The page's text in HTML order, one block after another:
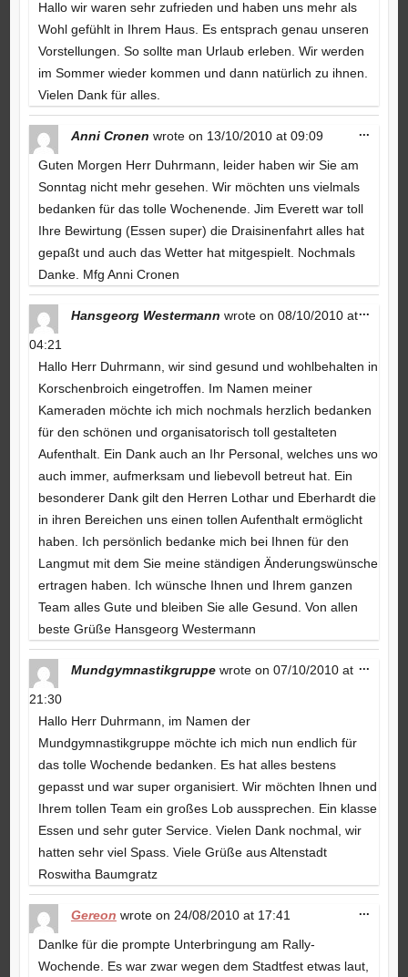
Hallo wir waren sehr zufrieden und haben uns mehr als
Wohl gefühlt in Ihrem Haus. Es entsprach genau unseren
Vorstellungen. So sollte man Urlaub erleben. Wir werden
im Sommer wieder kommen und dann natürlich zu ihnen.
Vielen Dank für alles.
Anni Cronen wrote on 13/10/2010 at 09:09
Guten Morgen Herr Duhrmann, leider haben wir Sie am
Sonntag nicht mehr gesehen. Wir möchten uns vielmals
bedanken für das tolle Wochenende. Jim Everett war toll
Ihre Bewirtung (Essen super) die Draisinenfahrt alles hat
gepaßt und auch das Wetter hat mitgespielt. Nochmals
Danke. Mfg Anni Cronen
...
Hansgeorg Westermann wrote on 08/10/2010 at
04:21
Hallo Herr Duhrmann, wir sind gesund und wohlbehalten in
Korschenbroich eingetroffen. Im Namen meiner
Kameraden möchte ich mich nochmals herzlich bedanken
für den schönen und organisatorisch toll gestalteten
Aufenthalt. Ein Dank auch an Ihr Personal, welches uns wo
auch immer, aufmerksam und liebevoll betreut hat. Ein
besonderer Dank gilt den Herren Lothar und Eberhardt die
in ihren Bereichen uns einen tollen Aufenthalt ermöglicht
haben. Ich persönlich bedanke mich bei Ihnen für den
Langmut mit dem Sie meine ständigen Änderungswünsche
ertragen haben. Ich wünsche Ihnen und Ihrem ganzen
Team alles Gute und bleiben Sie alle Gesund. Von allen
beste Grüße Hansgeorg Westermann
...
Mundgymnastikgruppe wrote on 07/10/2010 at
21:30
Hallo Herr Duhrmann, im Namen der
Mundgymnastikgruppe möchte ich mich nun endlich für
das tolle Wochende bedanken. Es hat alles bestens
gepasst und war super organisiert. Wir möchten Ihnen und
Ihrem tollen Team ein großes Lob aussprechen. Ein klasse
Essen und sehr guter Service. Vielen Dank nochmal, wir
hatten sehr viel Spass. Viele Grüße aus Altenstadt
Roswitha Baumgratz
...
Gereon wrote on 24/08/2010 at 17:41
Danlke für die prompte Unterbringung am Rally-
Wochende. Es war zwar wegen dem Stadtfest etwas laut,
...